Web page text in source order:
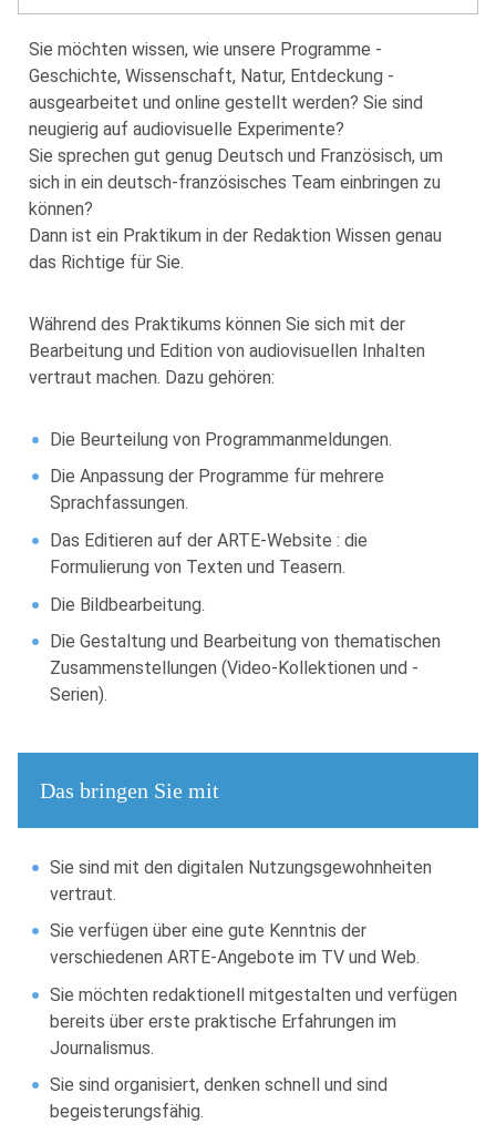
Sie möchten wissen, wie unsere Programme -
Geschichte, Wissenschaft, Natur, Entdeckung -
ausgearbeitet und online gestellt werden? Sie sind
neugierig auf audiovisuelle Experimente?
Sie sprechen gut genug Deutsch und Französisch, um
sich in ein deutsch-französisches Team einbringen zu
können?
Dann ist ein Praktikum in der Redaktion Wissen genau
das Richtige für Sie.
Während des Praktikums können Sie sich mit der
Bearbeitung und Edition von audiovisuellen Inhalten
vertraut machen. Dazu gehören:
Die Beurteilung von Programmanmeldungen.
Die Anpassung der Programme für mehrere
Sprachfassungen.
Das Editieren auf der ARTE-Website : die
Formulierung von Texten und Teasern.
Die Bildbearbeitung.
Die Gestaltung und Bearbeitung von thematischen
Zusammenstellungen (Video-Kollektionen und -
Serien).
Das bringen Sie mit
Sie sind mit den digitalen Nutzungsgewohnheiten
vertraut.
Sie verfügen über eine gute Kenntnis der
verschiedenen ARTE-Angebote im TV und Web.
Sie möchten redaktionell mitgestalten und verfügen
bereits über erste praktische Erfahrungen im
Journalismus.
Sie sind organisiert, denken schnell und sind
begeisterungsfähig.